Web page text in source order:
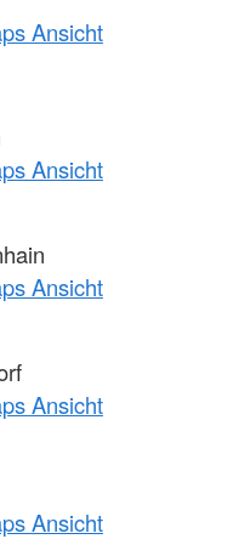
Ansicht
Ansicht
Ansicht
Ansicht
Ansicht